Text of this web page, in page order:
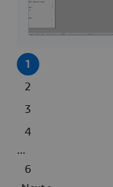
1
2
3
4
...
6